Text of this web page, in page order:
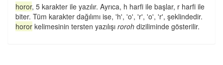
horor, 5 karakter ile yazılır. Ayrıca, h harfi ile başlar, r harfi ile
biter. Tüm karakter dağılımı ise, 'h', 'o', 'r', 'o', 'r', şeklindedir.
horor kelimesinin tersten yazılışı roroh diziliminde gösterilir.